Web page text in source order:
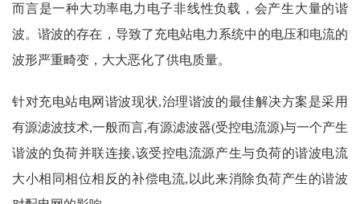
而言是一种大功率电力电子非线性负载，会产生大量的谐
波。谐波的存在，导致了充电站电力系统中的电压和电流的
波形严重畸变，大大恶化了供电质量。
针对充电站电网谐波现状,治理谐波的最佳解决方案是采用
有源滤波技术,一般而言,有源滤波器(受控电流源)与一个产生
谐波的负荷并联连接,该受控电流源产生与负荷的谐波电流
大小相同相位相反的补偿电流,以此来消除负荷产生的谐波